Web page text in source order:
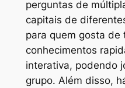
perguntas de
capitais de
para quem gosta de
conhecimentos
interativa, podendo
grupo. Além disso,